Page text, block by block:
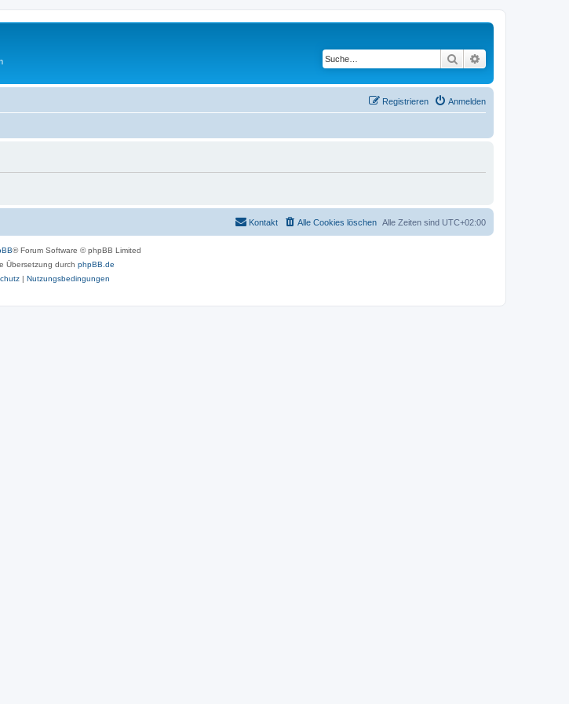
Suche
Anmelden
Registrieren
Alle Zeiten sind UTC+02:00
Alle Cookies löschen
Kontakt
® Forum Software © phpBB Limited
Übersetzung durch phpBB.de
| Nutzungsbedingungen